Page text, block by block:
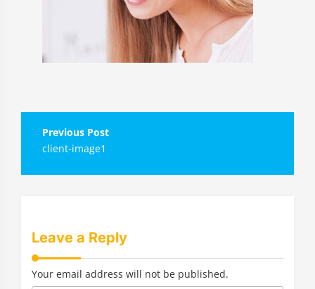
Навигация
поclient-image1
Leave a Reply
Your email address will not be published.